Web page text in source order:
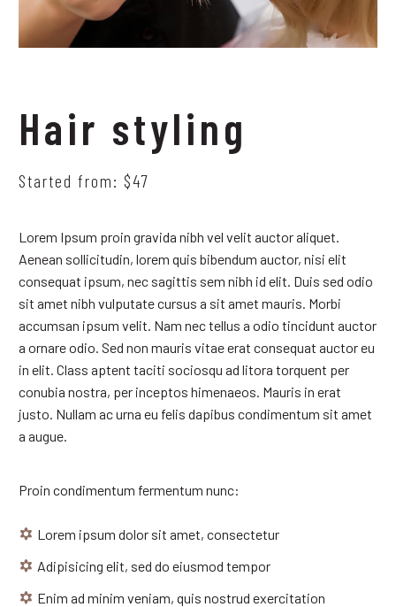
Hair styling
Started from: $47
Lorem Ipsum proin gravida nibh vel velit auctor aliquet.
Aenean sollicitudin, lorem quis bibendum auctor, nisi elit
consequat ipsum, nec sagittis sem nibh id elit. Duis sed odio
sit amet nibh vulputate cursus a sit amet mauris. Morbi
accumsan ipsum velit. Nam nec tellus a odio tincidunt auctor
a ornare odio. Sed non mauris vitae erat consequat auctor eu
in elit. Class aptent taciti sociosqu ad litora torquent per
conubia nostra, per inceptos himenaeos. Mauris in erat
justo. Nullam ac urna eu felis dapibus condimentum sit amet
a augue.
Proin condimentum fermentum nunc:
Lorem ipsum dolor sit amet, consectetur
Adipisicing elit, sed do eiusmod tempor
Enim ad minim veniam, quis nostrud exercitation